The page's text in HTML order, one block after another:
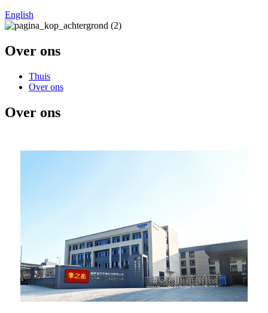
English
Over ons
Thuis
Over ons
Over ons